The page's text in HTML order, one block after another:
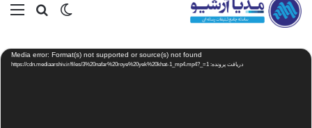
تغییر پوسته
نمایشگر
ویدیو Media error: Format(s) not supported or source(s) not found
دریافت پرونده: https://cdn.mediaarshiv.ir/files/3%20nafar%20roye%20yek%20khat-1_mp4.mp4?_=1